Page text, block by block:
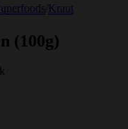
Kraut
(100g)